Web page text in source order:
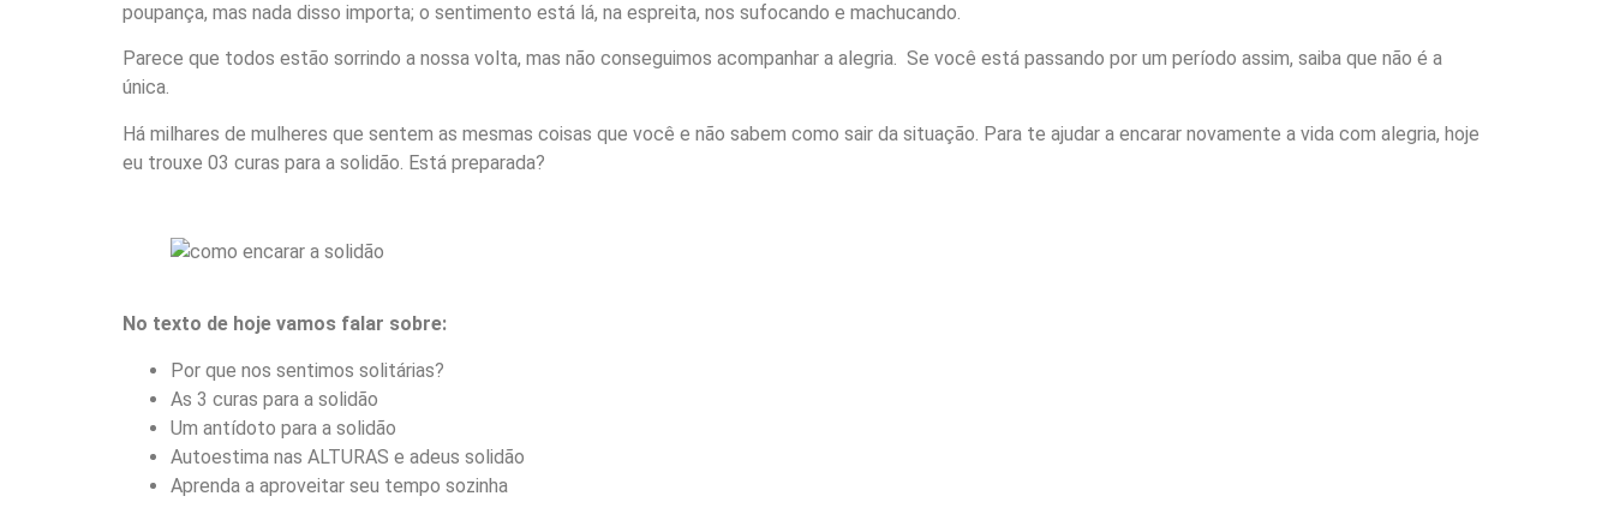
poupança, mas nada disso importa; o sentimento está lá, na espreita, nos sufocando e machucando.
Parece que todos estão sorrindo a nossa volta, mas não conseguimos acompanhar a alegria. Se você está passando por um período assim, saiba que não é a
única.
Há milhares de mulheres que sentem as mesmas coisas que você e não sabem como sair da situação. Para te ajudar a encarar novamente a vida com alegria, hoje
eu trouxe 03 curas para a solidão. Está preparada?
No texto de hoje vamos falar sobre:
Por que nos sentimos solitárias?
As 3 curas para a solidão
Um antídoto para a solidão
Autoestima nas ALTURAS e adeus solidão
Aprenda a aproveitar seu tempo sozinha